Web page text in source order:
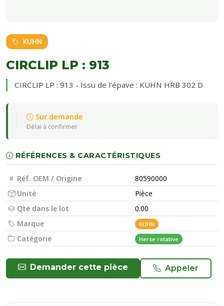
KUHN
CIRCLIP LP : 913
CIRCLIP LP : 913 - Issu de l'épave : KUHN HRB 302 D
Sur demande
Délai à confirmer
RÉFÉRENCES & CARACTÉRISTIQUES
Réf. OEM / Origine
80590000
Unité
Pièce
Qté dans le lot
0.00
Marque
KUHN
Catégorie Herse rotative
Demander cette pièce Appeler